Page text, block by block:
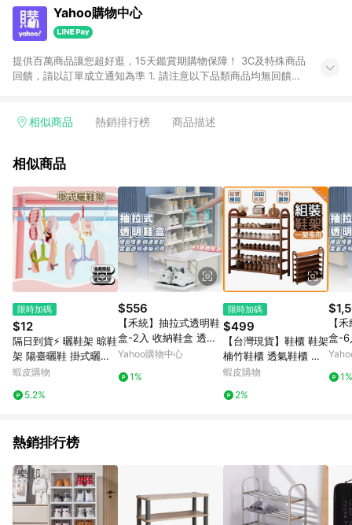
Yahoo購物中心
提供百萬商品讓您超好逛，15天鑑賞期購物保障！ 3C及特殊商品
回饋，請以訂單成立通知為準 1. 請注意以下品類商品均無回饋：
電玩/遊戲/相機/單眼/鏡頭/拍立得 [2024/6/1起適用] -內接硬
的購回饋活動享Yahoo超贈點回饋者 - 購物中心商店之商品：商
3. 訂單回饋金額將扣除運費/購物金/超贈點/福利金/紅利折抵/折
價券等虛擬貨幣折抵 4. 大宗採購或批發轉賣不具回饋資格： 如
有相關事證認定您為大宗採購、批發轉賣而非最終消費使用者，
相關認定以Yahoo購物中心之認定為準
相似商品 熱銷排行榜 商品描述
相似商品
限時加碼
$12
隔日到貨⚡ 曬鞋架 晾鞋
架 陽臺曬鞋 掛式曬鞋
架 多功能曬鞋架 通風
曬鞋架 晾曬架 防風曬
蝦皮購物
5.2%
$556
【禾統】抽拉式透明鞋
盒-2入 收納鞋盒 透明
鞋盒 鞋子收納盒 正開
Yahoo購物中心
1%
限時加碼
$499
【台灣現貨】鞋櫃 鞋架
楠竹鞋櫃 透氣鞋櫃 收
納櫃 多層鞋櫃 玄關櫃
多層鞋架 簡易組裝鞋櫃
蝦皮購物
2%
【
盒-6
鞋盒
1%
熱銷排行榜